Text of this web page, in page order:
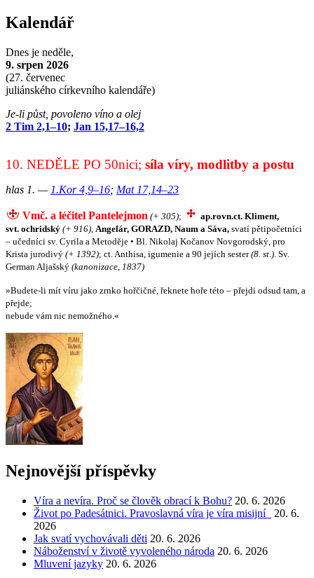
Kalendář
Dnes je neděle,
9. srpen 2026
(27. červenec
juliánského církevního kalendáře)
Je-li půst, povoleno víno a olej
2 Tim 2,1–10; Jan 15,17–16,2
10. NEDĚLE PO 50nici; síla víry, modlitby a postu
hlas 1. — 1.Kor 4,9–16; Mat 17,14–23
Vmč. a léčitel Pantelejmon (+ 305);
ap.rovn.ct. Kliment,
svt. ochridský (+ 916), Angelár, GORAZD, Naum a Sáva, svatí pětipočetníci
– učedníci sv. Cyrila a Metoděje • Bl. Nikolaj Kočanov Novgorodský, pro
Krista jurodivý (+ 1392); ct. Anthisa, igumenie a 90 jejích sester(8. st.). Sv.
German Aljašský (kanonizace, 1837)
»Budete-li mít víru jako zrnko hořčičné, řeknete hoře této – přejdi odsud tam, a
přejde;
nebude vám nic nemožného.«
Nejnovější příspěvky
Víra a nevíra. Proč se člověk obrací k Bohu? 20. 6. 2026
Život po Padesátnici. Pravoslavná víra je víra misijní
20. 6.
2026
Jak svatí vychovávali děti 20. 6. 2026
Náboženství v životě vyvoleného národa 20. 6. 2026
Mluvení jazyky 20. 6. 2026